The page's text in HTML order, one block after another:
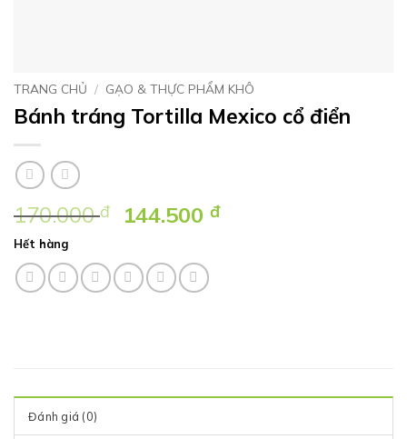
TRANG CHỦ / GẠO & THỰC PHẨM KHÔ
Bánh tráng Tortilla Mexico cổ điển
170.000đ
Giá
là:
170.000 ₫.
144.500đGiá
Hết hàng
Đánh giá (0)